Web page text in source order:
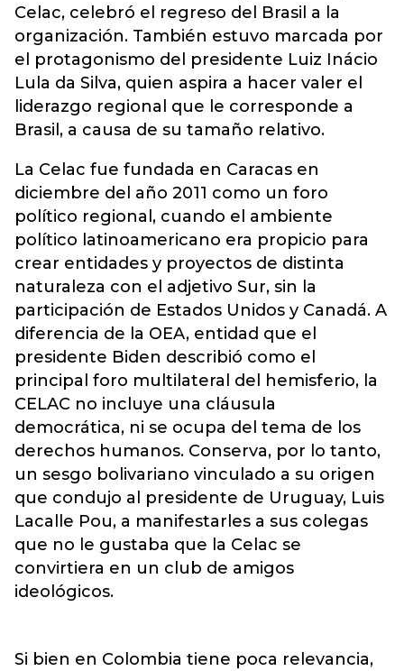
Celac, celebró el regreso del Brasil a la
organización. También estuvo marcada por
el protagonismo del presidente Luiz Inácio
Lula da Silva, quien aspira a hacer valer el
liderazgo regional que le corresponde a
Brasil, a causa de su tamaño relativo.
La Celac fue fundada en Caracas en
diciembre del año 2011 como un foro
político regional, cuando el ambiente
político latinoamericano era propicio para
crear entidades y proyectos de distinta
naturaleza con el adjetivo Sur, sin la
participación de Estados Unidos y Canadá. A
diferencia de la OEA, entidad que el
presidente Biden describió como el
principal foro multilateral del hemisferio, la
CELAC no incluye una cláusula
democrática, ni se ocupa del tema de los
derechos humanos. Conserva, por lo tanto,
un sesgo bolivariano vinculado a su origen
que condujo al presidente de Uruguay, Luis
Lacalle Pou, a manifestarles a sus colegas
que no le gustaba que la Celac se
convirtiera en un club de amigos
ideológicos.
Si bien en Colombia tiene poca relevancia,